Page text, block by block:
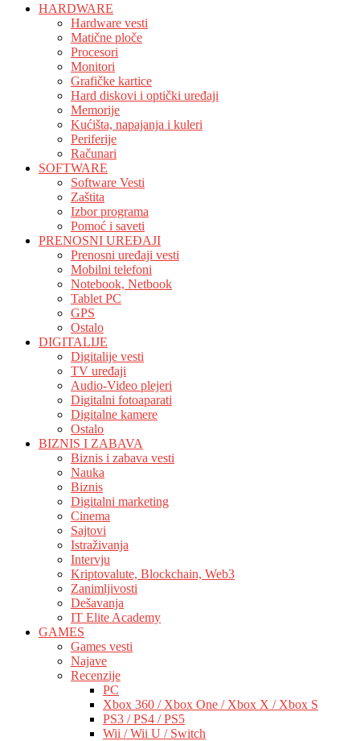
HARDWARE
Hardware vesti
Matične ploče
Procesori
Monitori
Grafičke kartice
Hard diskovi i optički uređaji
Memorije
Kućišta, napajanja i kuleri
Periferije
Računari
SOFTWARE
Software Vesti
Zaštita
Izbor programa
Pomoć i saveti
PRENOSNI UREĐAJI
Prenosni uređaji vesti
Mobilni telefoni
Notebook, Netbook
Tablet PC
GPS
Ostalo
DIGITALIJE
Digitalije vesti
TV uređaji
Audio-Video plejeri
Digitalni fotoaparati
Digitalne kamere
Ostalo
BIZNIS I ZABAVA
Biznis i zabava vesti
Nauka
Biznis
Digitalni marketing
Cinema
Sajtovi
Istraživanja
Intervju
Kriptovalute, Blockchain, Web3
Zanimljivosti
Dešavanja
IT Elite Academy
GAMES
Games vesti
Najave
Recenzije
PC
Xbox 360 / Xbox One / Xbox X / Xbox S
PS3 / PS4 / PS5
Wii / Wii U / Switch